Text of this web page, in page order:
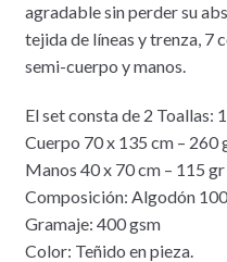
agradable sin perder su
tejida de líneas y trenza, 7
semi-cuerpo y manos.
El set consta de 2 Toallas:
Cuerpo 70 x 135 cm – 260
Manos 40 x 70 cm – 115 gr
Composición: Algodón
Gramaje: 400 gsm
Color: Teñido en pieza.